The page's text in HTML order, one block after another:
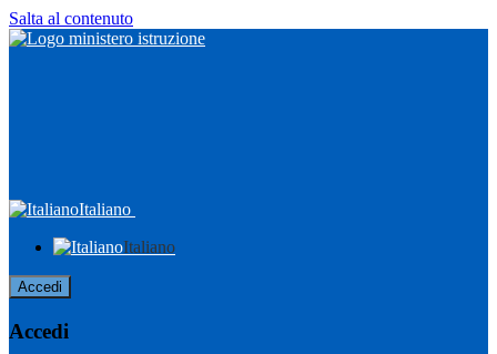
Salta al contenuto
Italiano
Italiano
Accedi
Accedi